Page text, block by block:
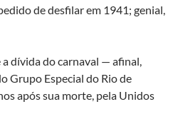
de desfilar em 1941; genial,
dívida do carnaval — afinal,
Grupo Especial do Rio de
após sua morte, pela Unidos